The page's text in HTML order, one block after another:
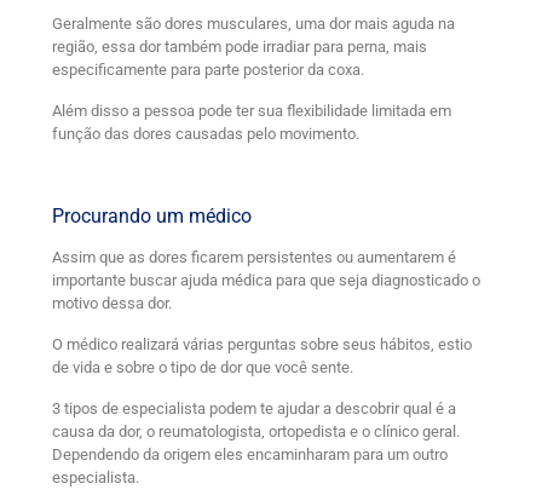
Geralmente são dores musculares, uma dor mais aguda na
região, essa dor também pode irradiar para perna, mais
especificamente para parte posterior da coxa.
Além disso a pessoa pode ter sua flexibilidade limitada em
função das dores causadas pelo movimento.
Procurando um médico
Assim que as dores ficarem persistentes ou aumentarem é
importante buscar ajuda médica para que seja diagnosticado o
motivo dessa dor.
O médico realizará várias perguntas sobre seus hábitos, estio
de vida e sobre o tipo de dor que você sente.
3 tipos de especialista podem te ajudar a descobrir qual é a
causa da dor, o reumatologista, ortopedista e o clínico geral.
Dependendo da origem eles encaminharam para um outro
especialista.